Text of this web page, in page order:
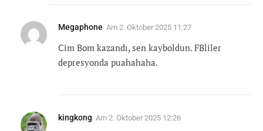
Megaphone Am 2. Oktober 2025 11:27
Cim Bom kazandı, sen kayboldun. FBliler
depresyonda puahahaha.
kingkong Am 2. Oktober 2025 12:26